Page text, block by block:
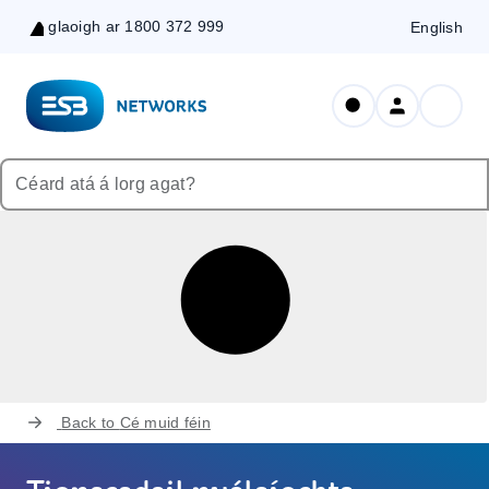
Skip
Content
glaoigh ar 1800 372 999 English
Back to Cé muid féin